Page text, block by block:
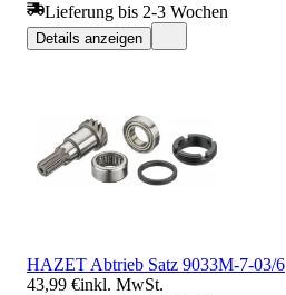
Lieferung bis 2-3 Wochen
Details anzeigen
HAZET Abtrieb Satz 9033M-7-03/6
43,99 €inkl. MwSt.